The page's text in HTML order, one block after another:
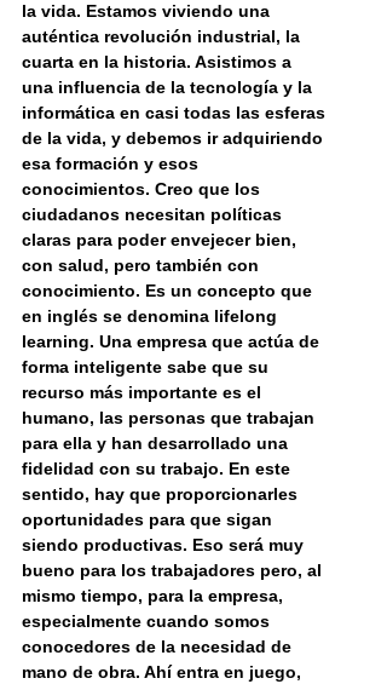
la vida. Estamos viviendo una
auténtica revolución industrial, la
cuarta en la historia. Asistimos a
una influencia de la tecnología y la
informática en casi todas las esferas
de la vida, y debemos ir adquiriendo
esa formación y esos
conocimientos. Creo que los
ciudadanos necesitan políticas
claras para poder envejecer bien,
con salud, pero también con
conocimiento. Es un concepto que
en inglés se denomina lifelong
learning. Una empresa que actúa de
forma inteligente sabe que su
recurso más importante es el
humano, las personas que trabajan
para ella y han desarrollado una
fidelidad con su trabajo. En este
sentido, hay que proporcionarles
oportunidades para que sigan
siendo productivas. Eso será muy
bueno para los trabajadores pero, al
mismo tiempo, para la empresa,
especialmente cuando somos
conocedores de la necesidad de
mano de obra. Ahí entra en juego,